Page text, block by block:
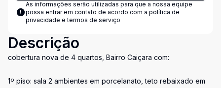
As informações serão utilizadas para que a nossa equipe
possa entrar em contato de acordo com a política de
privacidade e termos de serviço
Descrição
cobertura nova de 4 quartos, Bairro Caiçara com:
1º piso: sala 2 ambientes em porcelanato, teto rebaixado em